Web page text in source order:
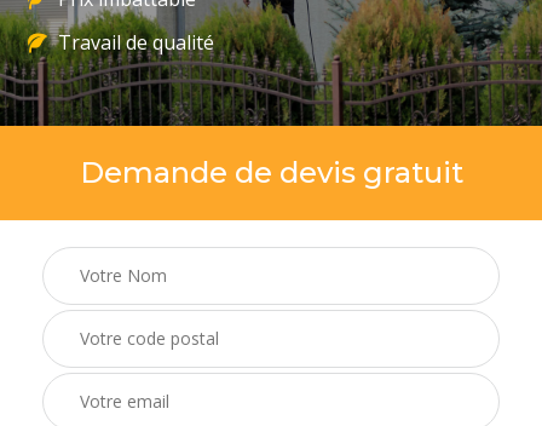
Travail de qualité
Demande de devis gratuit